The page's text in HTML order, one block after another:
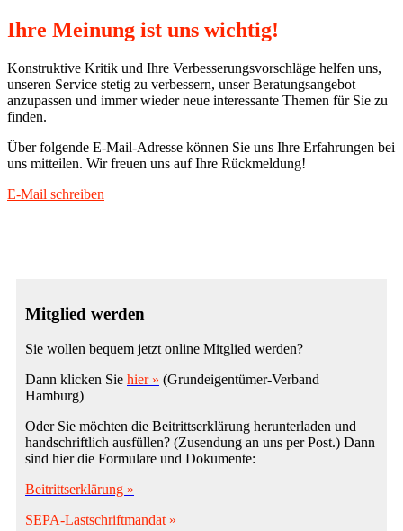
Ihre Meinung ist uns wichtig!
Konstruktive Kritik und Ihre Verbesserungsvorschläge helfen uns,
unseren Service stetig zu verbessern, unser Beratungsangebot
anzupassen und immer wieder neue interessante Themen für Sie zu
finden.
Über folgende E-Mail-Adresse können Sie uns Ihre Erfahrungen bei
uns mitteilen. Wir freuen uns auf Ihre Rückmeldung!
E-Mail schreiben
Mitglied werden
Sie wollen bequem jetzt online Mitglied werden?
Dann klicken Sie hier » (Grundeigentümer-Verband
Hamburg)
Oder Sie möchten die Beitrittserklärung herunterladen und
handschriftlich ausfüllen? (Zusendung an uns per Post.) Dann
sind hier die Formulare und Dokumente:
Beitrittserklärung »
SEPA-Lastschriftmandat »